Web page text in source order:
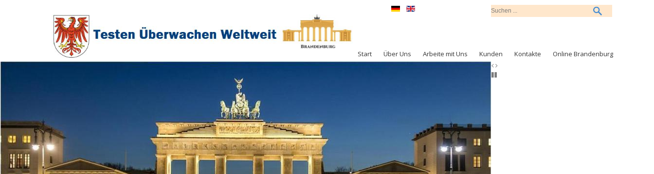
Start Über Uns Arbeite mit Uns Kunden Kontakte Online Brandenburg